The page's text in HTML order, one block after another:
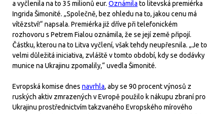
a vyčlenila na to 35 milionů eur. Oznámila to litevská premiérka
Ingrida Šimonité. „Společně, bez ohledu na to, jakou cenu má
vítězství!“ napsala. Premiérka již dříve při telefonickém
rozhovoru s Petrem Fialou oznámila, že se její země připojí.
Částku, kterou na to Litva vyčlení, však tehdy neupřesnila. „Je to
velmi důležitá iniciativa, zvláště v tomto období, kdy se dodávky
munice na Ukrajinu zpomalily,“ uvedla Šimonité.
Evropská komise dnes navrhla, aby se 90 procent výnosů z
ruských aktiv zmrazených v Evropě použilo k nákupu zbraní pro
Ukrajinu prostřednictvím takzvaného Evropského mírového